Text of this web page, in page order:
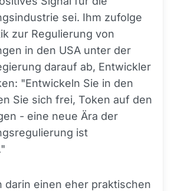
sei. Ihm zufolge
zur Regulierung von
in den USA unter der
darauf ab, Entwickler
"Entwickeln Sie in den
Sie sich frei, Token auf den
- eine neue Ära der
ist
darin einen eher praktischen